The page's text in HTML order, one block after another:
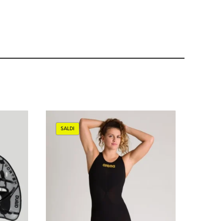
SALDI